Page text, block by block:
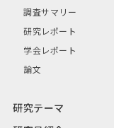
調査サマリー
研究レポート
学会レポート
論文
研究テーマ